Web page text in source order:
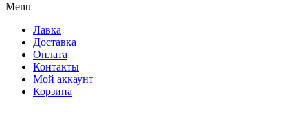
Menu
Лавка
Доставка
Оплата
Контакты
Мой аккаунт
Корзина